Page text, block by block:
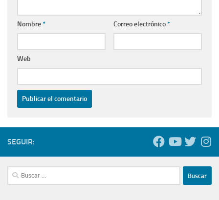
Nombre* Correo electrónico*
Web
SEGUIR:
Buscar: